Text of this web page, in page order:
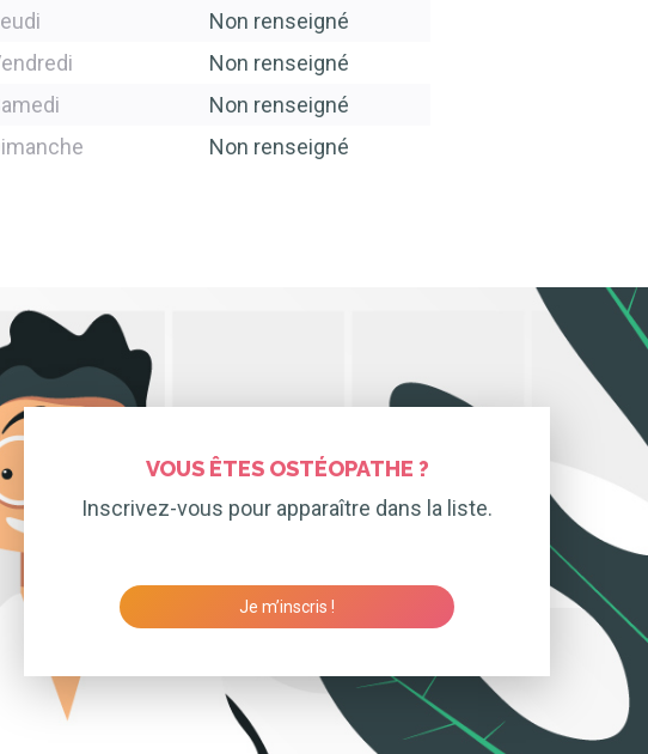
Jeudi
Non renseigné
Vendredi
Non renseigné
Samedi
Non renseigné
Dimanche
Non renseigné
VOUS ÊTES OSTÉOPATHE ?
Inscrivez-vous pour apparaître dans la liste.
Je m’inscris !